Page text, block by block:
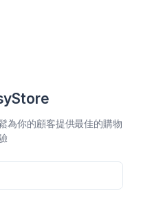
為你的顧客提供最佳的購物